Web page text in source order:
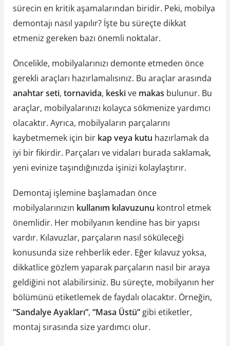
sürecin en kritik aşamalarından biridir. Peki, mobilya
demontajı nasıl yapılır? İşte bu süreçte dikkat
etmeniz gereken bazı önemli noktalar.
Öncelikle, mobilyalarınızı demonte etmeden önce
gerekli araçları hazırlamalısınız. Bu araçlar arasında
anahtar seti, tornavida, keskive makas bulunur. Bu
araçlar, mobilyalarınızı kolayca sökmenize yardımcı
olacaktır. Ayrıca, mobilyaların parçalarını
kaybetmemek için bir kap veya kutu hazırlamak da
iyi bir fikirdir. Parçaları ve vidaları burada saklamak,
yeni evinize taşındığınızda işinizi kolaylaştırır.
Demontaj işlemine başlamadan önce
mobilyalarınızın kullanım kılavuzunu kontrol etmek
önemlidir. Her mobilyanın kendine has bir yapısı
vardır. Kılavuzlar, parçaların nasıl söküleceği
konusunda size rehberlik eder. Eğer kılavuz yoksa,
dikkatlice gözlem yaparak parçaların nasıl bir araya
geldiğini not alabilirsiniz. Bu süreçte, mobilyanın her
bölümünü etiketlemek de faydalı olacaktır. Örneğin,
“Sandalye Ayakları”, “Masa Üstü”gibi etiketler,
montaj sırasında size yardımcı olur.